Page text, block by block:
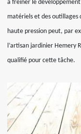
à freiner le
matériels et des
haute pression peut, par
l’artisan jardinier Hemery
qualifié pour cette tâche.